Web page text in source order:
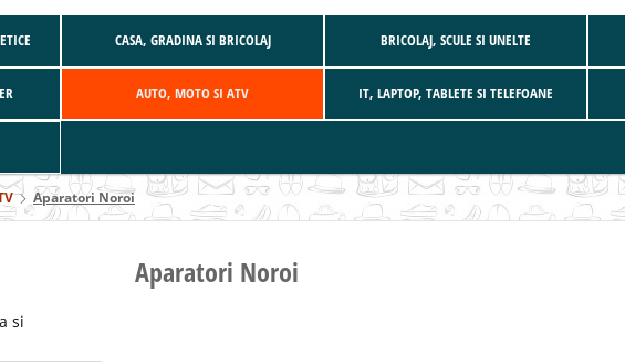
CASA, GRADINA SI BRICOLAJ BRICOLAJ, SCULE SI UNELTE
AUTO, MOTO SI ATV IT, LAPTOP, TABLETE SI TELEFOANE
Aparatori Noroi
si
Aparatori Noroi